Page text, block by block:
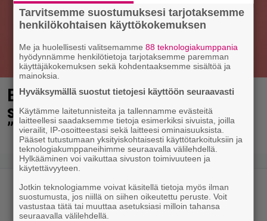
Elämäni biisi jatkuu syksyllä – nyt
saatiin lisätietoa paljastuksista:
”Erittäin tunnettuja”
Tarvitsemme suostumuksesi tarjotaksemme
henkilökohtaisen käyttökokemuksen
Me ja huolellisesti valitsemamme88 teknologiakumppania
hyödynnämme henkilötietoja tarjotaksemme paremman
käyttäjäkokemuksen sekä kohdentaaksemme sisältöä ja
mainoksia.
Hyväksymällä suostut tietojesi käyttöön seuraavasti
Käytämme laitetunnisteita ja tallennamme evästeitä
laitteellesi saadaksemme tietoja esimerkiksi sivuista, joilla
vierailit, IP-osoitteestasi sekä laitteesi ominaisuuksista.
Pääset tutustumaan yksityiskohtaisesti käyttötarkoituksiin ja
teknologiakumppaneihimme seuraavalla välilehdellä.
Hylkääminen voi vaikuttaa sivuston toimivuuteen ja
käytettävyyteen.
Jotkin teknologiamme voivat käsitellä tietoja myös ilman
suostumusta, jos niillä on siihen oikeutettu peruste. Voit
vastustaa tätä tai muuttaa asetuksiasi milloin tahansa
seuraavalla välilehdellä.